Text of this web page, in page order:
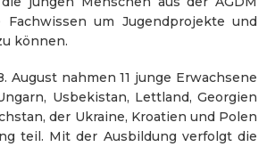
Fachwissen um Jugendprojekte und
können.
August nahmen 11 junge Erwachsene
Usbekistan, Lettland, Georgien
der Ukraine, Kroatien und Polen
teil. Mit der Ausbildung verfolgt die